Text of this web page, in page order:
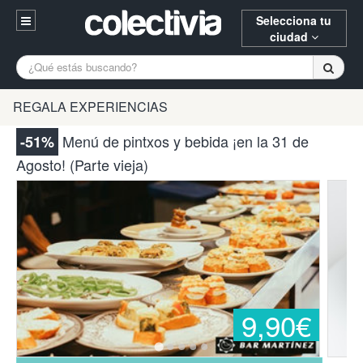
Selecciona tu
ciudad
Entrar
94 652 38 15 (L-V 10:30-15:00)
¿Necesitas ayuda? Escríbenos
A Coruña Alicante
Bilbao Burgos Donostia
Gijón Huesca
Oviedo Palencia
Pamplona Santander Tarragona
Valencia Vitoria Zaragoza
REGALA EXPERIENCIAS
-51% Menú de pintxos y bebida ¡en la 31 de
Agosto! (Parte vieja)
9,90€